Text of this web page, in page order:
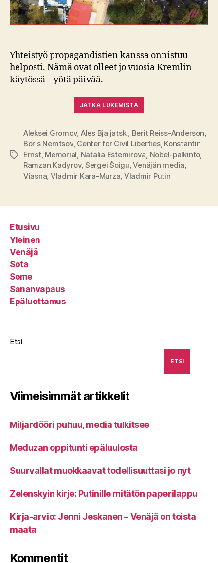
Yhteistyö propagandistien kanssa onnistuu
helposti. Nämä ovat olleet jo vuosia Kremlin
käytössä – yötä päivää.
JATKA LUKEMISTA
Avainsanat
Aleksei Gromov, Ales Bjaljatski, Berit Reiss-Anderson,
Boris Nemtsov, Center for Civil Liberties, Konstantin
Ernst, Memorial, Natalia Estemirova, Nobel-palkinto,
Ramzan Kadyrov, Sergei Šoigu,Venäjän media,
Viasna, Vladmir Kara-Murza, Vladmir Putin
Etusivu
Yleinen
Venäjä
Sota
Some
Sananvapaus
Epäluottamus
Etsi
ETSI
Viimeisimmät artikkelit
Miljardööri puhuu, media tulkitsee
Meduzan oppitunti epäluulosta
Suurvallat muokkaavat todellisuuttasi jo nyt
Zelenskyin kirje: Putinille mitätön paperilappu
Kirja-arvio: Jenni Jeskanen – Venäjä on toista
maata
Kommentit